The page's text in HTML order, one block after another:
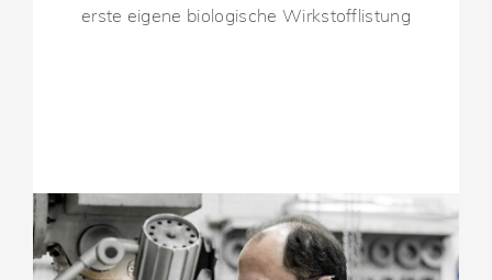
erste eigene biologische Wirkstofflistung